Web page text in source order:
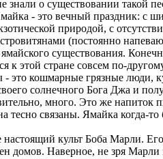
знали о существовании такой
- это вечный праздник: с
природой, с
(постоянно
существования.
к этой стране совсем по-
- это кошмарные грязные люди,
солнечного Бога Джа и
много. Это же напиток
тесно связаны. Ямайка когда-
культ Боба Марли.
домов. Наверное, не зря